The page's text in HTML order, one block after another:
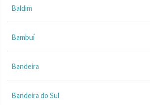
Baldim
Bambuí
Bandeira
Bandeira do Sul